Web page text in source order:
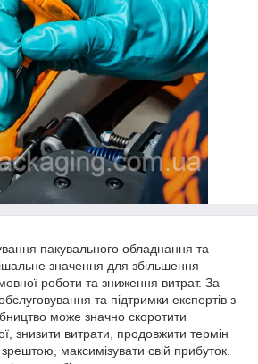
пакувального обладнання та
значення для збільшення
роботи та зниження витрат. За
та підтримки експертів з
може значно скоротити
знизити витрати, продовжити термін
максимізувати свій прибуток.